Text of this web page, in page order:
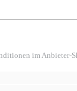
im Anbieter-